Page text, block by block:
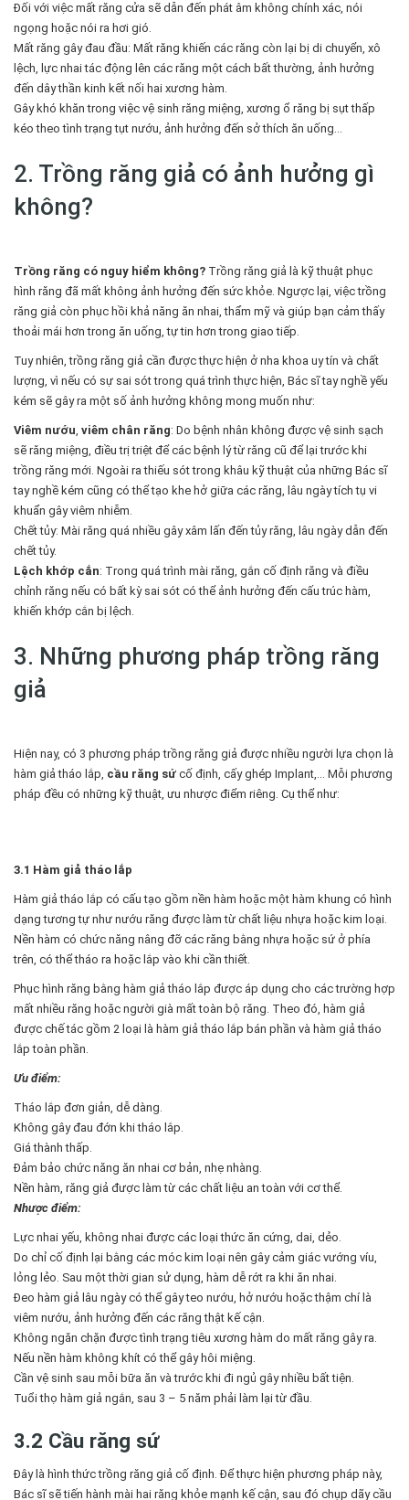
Đối với việc mất răng cửa sẽ dẫn đến phát âm không chính xác, nói
ngọng hoặc nói ra hơi gió.
Mất răng gây đau đầu: Mất răng khiến các răng còn lại bị di chuyển, xô
lệch, lực nhai tác động lên các răng một cách bất thường, ảnh hưởng
đến dây thần kinh kết nối hai xương hàm.
Gây khó khăn trong việc vệ sinh răng miệng, xương ổ răng bị sụt thấp
kéo theo tình trạng tụt nướu, ảnh hưởng đến sở thích ăn uống...
2. Trồng răng giả có ảnh hưởng gì
không?
Trồng răng có nguy hiểm không? Trồng răng giả là kỹ thuật phục
hình răng đã mất không ảnh hưởng đến sức khỏe. Ngược lại, việc trồng
răng giả còn phục hồi khả năng ăn nhai, thẩm mỹ và giúp bạn cảm thấy
thoải mái hơn trong ăn uống, tự tin hơn trong giao tiếp.
Tuy nhiên, trồng răng giả cần được thực hiện ở nha khoa uy tín và chất
lượng, vì nếu có sự sai sót trong quá trình thực hiện, Bác sĩ tay nghề yếu
kém sẽ gây ra một số ảnh hưởng không mong muốn như:
Viêm nướu, viêm chân răng: Do bệnh nhân không được vệ sinh sạch
sẽ răng miệng, điều trị triệt để các bệnh lý từ răng cũ để lại trước khi
trồng răng mới. Ngoài ra thiếu sót trong khâu kỹ thuật của những Bác sĩ
tay nghề kém cũng có thể tạo khe hở giữa các răng, lâu ngày tích tụ vi
khuẩn gây viêm nhiễm.
Chết tủy: Mài răng quá nhiều gây xâm lấn đến tủy răng, lâu ngày dẫn đến
chết tủy.
Lệch khớp cắn: Trong quá trình mài răng, gắn cố định răng và điều
chỉnh răng nếu có bất kỳ sai sót có thể ảnh hưởng đến cấu trúc hàm,
khiến khớp cắn bị lệch.
3. Những phương pháp trồng răng
giả
Hiện nay, có 3 phương pháp trồng răng giả được nhiều người lựa chọn là
hàm giả tháo lắp, cầu răng sứ cố định, cấy ghép Implant,... Mỗi phương
pháp đều có những kỹ thuật, ưu nhược điểm riêng. Cụ thể như:
3.1 Hàm giả tháo lắp
Hàm giả tháo lắp có cấu tạo gồm nền hàm hoặc một hàm khung có hình
dạng tương tự như nướu răng được làm từ chất liệu nhựa hoặc kim loại.
Nền hàm có chức năng nâng đỡ các răng bằng nhựa hoặc sứ ở phía
trên, có thể tháo ra hoặc lắp vào khi cần thiết.
Phục hình răng bằng hàm giả tháo lắp được áp dụng cho các trường hợp
mất nhiều răng hoặc người già mất toàn bộ răng. Theo đó, hàm giả
được chế tác gồm 2 loại là hàm giả tháo lắp bán phần và hàm giả tháo
lắp toàn phần.
Ưu điểm:
Tháo lắp đơn giản, dễ dàng.
Không gây đau đớn khi tháo lắp.
Giá thành thấp.
Đảm bảo chức năng ăn nhai cơ bản, nhẹ nhàng.
Nền hàm, răng giả được làm từ các chất liệu an toàn với cơ thể.
Nhược điểm:
Lực nhai yếu, không nhai được các loại thức ăn cứng, dai, dẻo.
Do chỉ cố định lại bằng các móc kim loại nên gây cảm giác vướng víu,
lỏng lẻo. Sau một thời gian sử dụng, hàm dễ rớt ra khi ăn nhai.
Đeo hàm giả lâu ngày có thể gây teo nướu, hở nướu hoặc thậm chí là
viêm nướu, ảnh hưởng đến các răng thật kế cận.
Không ngăn chặn được tình trạng tiêu xương hàm do mất răng gây ra.
Nếu nền hàm không khít có thể gây hôi miệng.
Cần vệ sinh sau mỗi bữa ăn và trước khi đi ngủ gây nhiều bất tiện.
Tuổi thọ hàm giả ngắn, sau 3 – 5 năm phải làm lại từ đầu.
3.2 Cầu răng sứ
Đây là hình thức trồng răng giả cố định. Để thực hiện phương pháp này,
Bác sĩ sẽ tiến hành mài hai răng khỏe mạnh kế cận, sau đó chụp dãy cầu